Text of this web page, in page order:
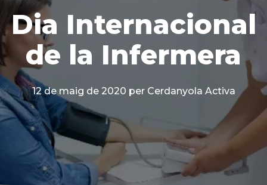
Dia Internacional
de la Infermera
12 de maig de 2020 per Cerdanyola Activa